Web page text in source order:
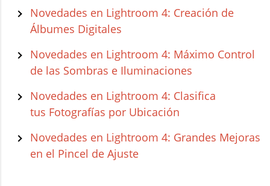
Novedades en Lightroom 4: Creación de
Álbumes Digitales
Novedades en Lightroom 4: Máximo Control
de las Sombras e Iluminaciones
Novedades en Lightroom 4: Clasifica
tus Fotografías por Ubicación
Novedades en Lightroom 4: Grandes Mejoras
en el Pincel de Ajuste